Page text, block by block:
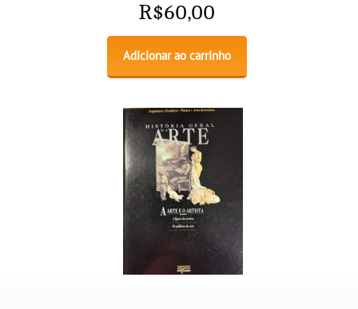
R$60,00
Adicionar ao carrinho